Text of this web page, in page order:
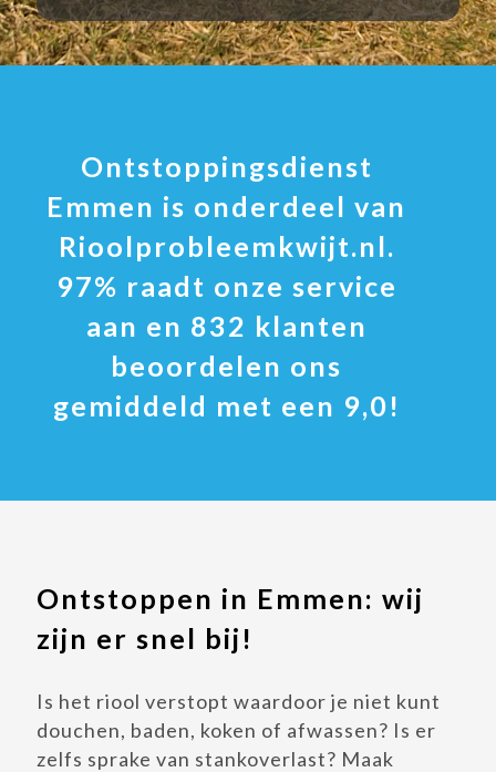
Ontstoppingsdienst
Emmen is onderdeel van
Rioolprobleemkwijt.nl.
97% raadt onze service
aan en 832 klanten
beoordelen ons
gemiddeld met een 9,0!
Ontstoppen in Emmen: wij
zijn er snel bij!
Is het riool verstopt waardoor je niet kunt
douchen, baden, koken of afwassen? Is er
zelfs sprake van stankoverlast? Maak